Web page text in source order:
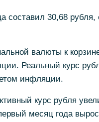
составил 30,68 рубля,
валюты к
Реальный курс
инфляции.
курс рубля
месяц года